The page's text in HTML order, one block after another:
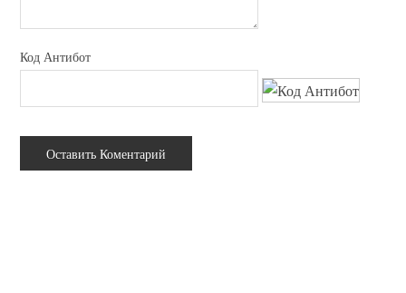
Код Антибот